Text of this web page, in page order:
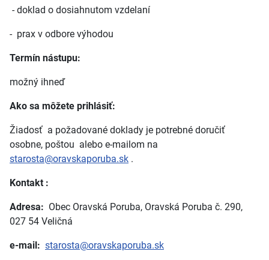
- doklad o dosiahnutom vzdelaní
- prax v odbore výhodou
Termín nástupu:
možný ihneď
Ako sa môžete prihlásiť:
Žiadosť a požadované doklady je potrebné doručiť
osobne, poštou alebo e-mailom na
starosta@oravskaporuba.sk .
Kontakt :
Adresa: Obec Oravská Poruba, Oravská Poruba č. 290,
027 54 Veličná
e-mail: starosta@oravskaporuba.sk